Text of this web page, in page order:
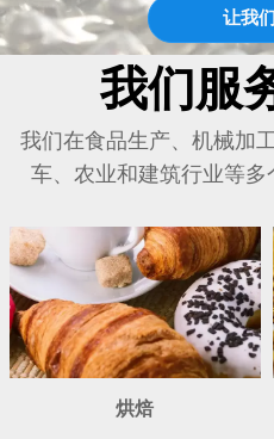
让我
我们服
我们在食品生产、机械加
车、农业和建筑行业等多
烘焙